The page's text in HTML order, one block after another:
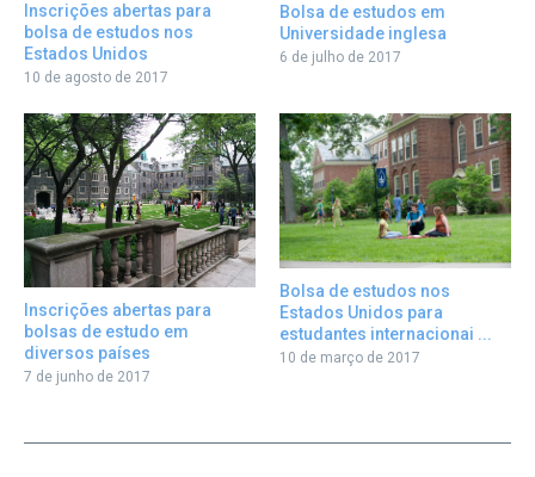
Inscrições abertas para
bolsa de estudos nos
Estados Unidos
10 de agosto de 2017
Bolsa de estudos em
Universidade inglesa
6 de julho de 2017
Inscrições abertas para
bolsas de estudo em
diversos países
7 de junho de 2017
Bolsa de estudos nos
Estados Unidos para
estudantes internacionai ...
10 de março de 2017